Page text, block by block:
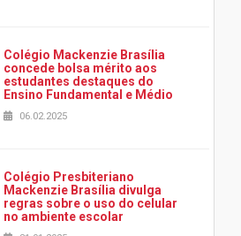
Colégio Mackenzie Brasília
concede bolsa mérito aos
estudantes destaques do
Ensino Fundamental e Médio
06.02.2025
Colégio Presbiteriano
Mackenzie Brasília divulga
regras sobre o uso do celular
no ambiente escolar